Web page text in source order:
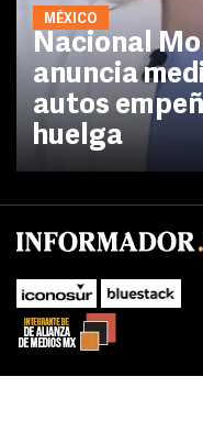
MÉXICO
Nacional
anuncia
autos
huelga